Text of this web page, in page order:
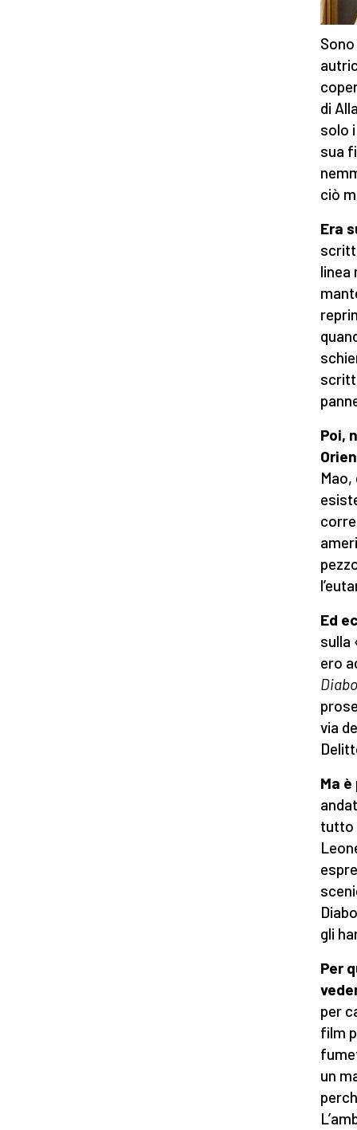
di
solo
sua
ciò
Era
linea
Poi,
Ed
sulla
ero
via
Ma
tutto
gli
Per
per
film
un